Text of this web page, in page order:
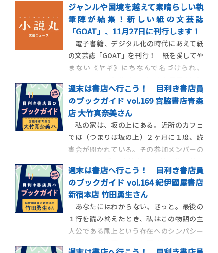
受賞した『成瀬は天下を取りにいく』シリ
ーズが累計210万部を突破している宮島未奈
さんの『それいけ！平安部』最新作が
「GOAT」に登場！ 市川沙央、梨、麻布競
馬場、
ジャンルや国境を越えて素晴らしい執
筆陣が結集！新しい紙の文芸誌
「GOAT」、11月27日に刊行します！
電子書籍、デジタル化の時代にあえて紙
の文芸誌「GOAT」を刊行！ 紙を愛してや
まない《ヤギ》にちなんで名づけられ、
文芸誌を目指す本誌には、ジャンルや国 境
を越えて素晴らしい執筆陣が結集していま
す！ 小説、詩、短歌、エッセイ、哲
学……など充実したコンテンツに加え
週末は書店へ行こう！ 目利き書店員
のブックガイド vol.169 宮脇書店青森
店 大竹真奈美さん
私の家は、坂の上にある。近所のカフェ
では（つまりは坂の上）２ヶ月に１度、読
書会が開かれている。その参加メンバーの
だ。課題書を読了し、皆で集まり自らの感
想を述べ合う。自分では手にしないであろ
う作品を読んだり、自分とは異なる解釈に
触れたりできることが楽しいそうだ。この
作品に親近感が湧い
週末は書店へ行こう！ 目利き書店員
のブックガイド vol.164 紀伊國屋書店
新宿本店 竹田勇生さん
あなたにはわからない、きっと。最後の
１行を読み終えたとき、私はこの物語の主
人公である尾上という存在へのシンパシー